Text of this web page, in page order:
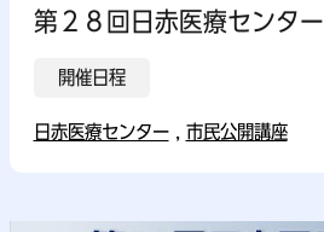
第２８回日赤医療センタ
開催日程
日赤医療センター, 市民公開講座